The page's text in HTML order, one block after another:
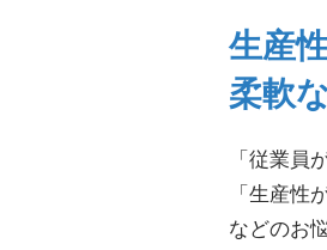
生産
柔軟
「従業員
「生産性
などのお